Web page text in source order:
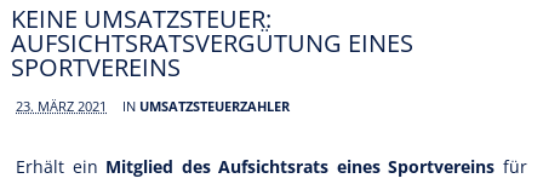
KEINE UMSATZSTEUER:
AUFSICHTSRATSVERGÜTUNG EINES
SPORTVEREINS
23. MÄRZ 2021 IN UMSATZSTEUERZAHLER
Erhält ein Mitglied des Aufsichtsrats eines Sportvereins für